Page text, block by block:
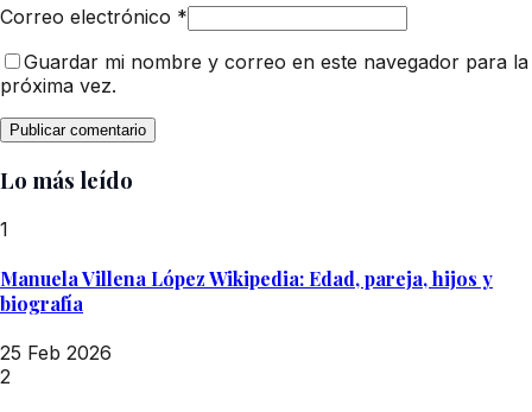
Correo electrónico *
Guardar mi nombre y correo en este navegador para la
próxima vez.
Lo más leído
1
Manuela Villena López Wikipedia: Edad, pareja, hijos y
biografía
25 Feb 2026
2